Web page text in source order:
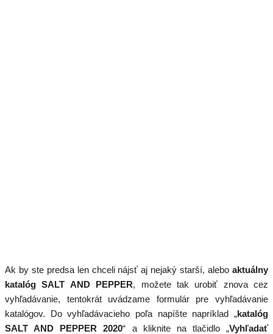
Ak by ste predsa len chceli nájsť aj nejaký starší, alebo aktuálny
katalóg SALT AND PEPPER, možete tak urobiť znova cez
vyhľadávanie, tentokrát uvádzame formulár pre vyhľadávanie
katalógov. Do vyhľadávacieho poľa napíšte napríklad „katalóg
SALT AND PEPPER 2020“ a kliknite na tlačidlo „Vyhľadať